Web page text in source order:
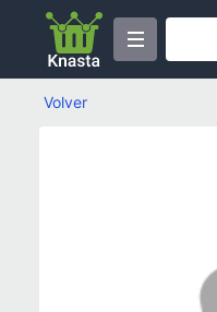
Volver